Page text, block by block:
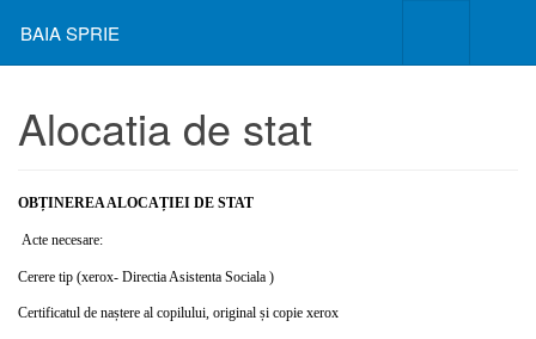
BAIA SPRIE
Alocatia de stat
OBȚINEREA ALOCAȚIEI DE STAT
Acte necesare:
Cerere tip (xerox- Directia Asistenta Sociala )
Certificatul de naștere al copilului, original și copie xerox